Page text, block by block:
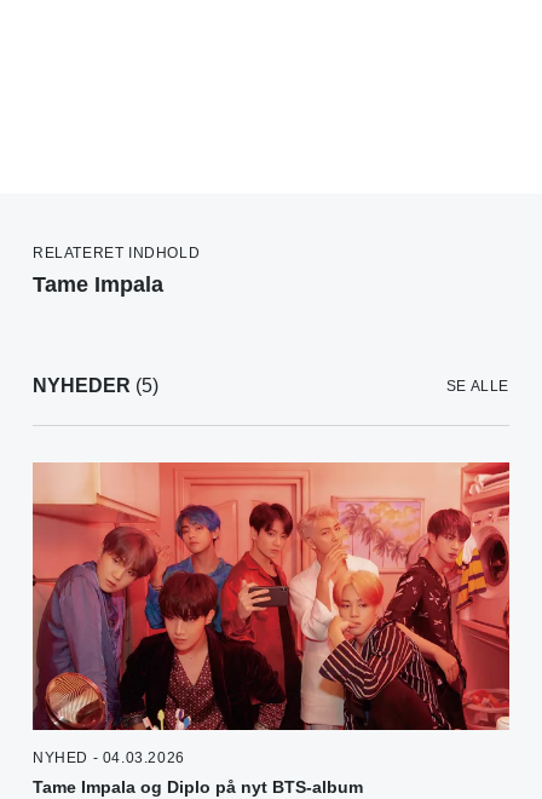
RELATERET INDHOLD
Tame Impala
NYHEDER (5) SE ALLE
NYHED - 04.03.2026
Tame Impala og Diplo på nyt BTS-album